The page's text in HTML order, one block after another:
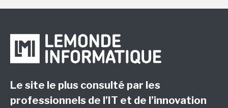
Le site le plus consulté par les
professionnels de l’IT et de l’innovation